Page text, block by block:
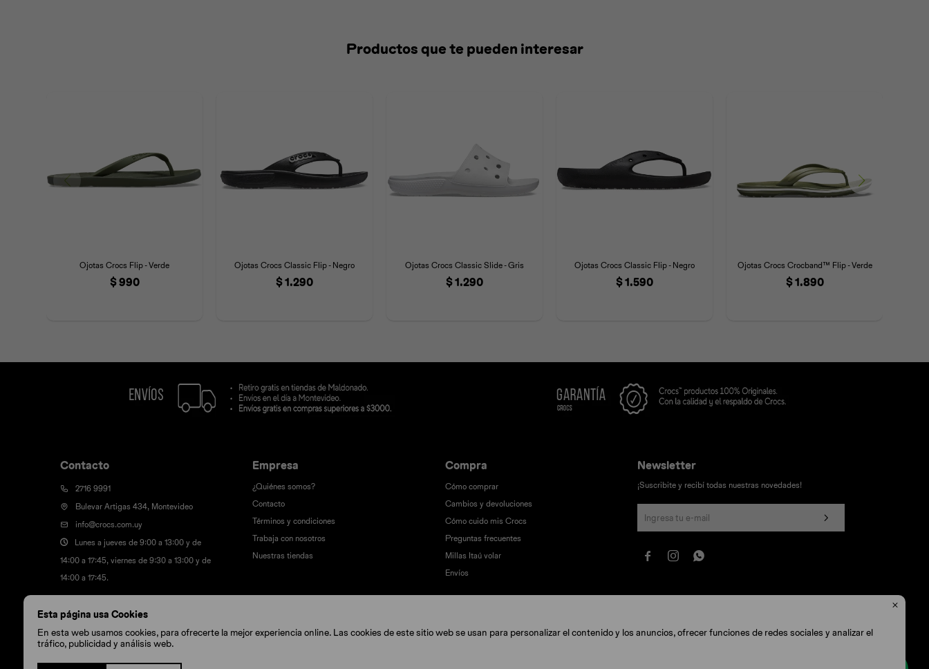

Esta página usa Cookies
En esta web usamos cookies, para ofrecerte la mejor experiencia online. Las cookies de este sitio web se usan para personalizar el contenido y los anuncios, ofrecer funciones de redes sociales y analizar el
tráfico, publicidad y análisis web.
Productos que te pueden interesar
Ojotas Crocs Flip - Verde
$990
Ojotas Crocs Classic Flip - Negro
$1.290
Ojotas Crocs Classic Slide - Gris
$1.290
Ojotas Crocs Classic Flip - Negro
$1.590
Ojotas Crocs Crocband™ Flip - Verde
$1.890
Contacto
2716 9991
Bulevar Artigas 434, Montevideo
info@crocs.com.uy
Lunes a jueves de 9:00 a 13:00 y de
14:00 a 17:45, viernes de 9:30 a 13:00 y de
14:00 a 17:45.
Empresa
¿Quiénes somos?
Contacto
Términos y condiciones
Trabaja con nosotros
Nuestras tiendas
Compra
Cómo comprar
Cambios y devoluciones
Cómo cuido mis Crocs
Preguntas frecuentes
Millas Itaú volar
Envíos
Newsletter
¡Suscribite y recibí todas nuestras novedades!
  